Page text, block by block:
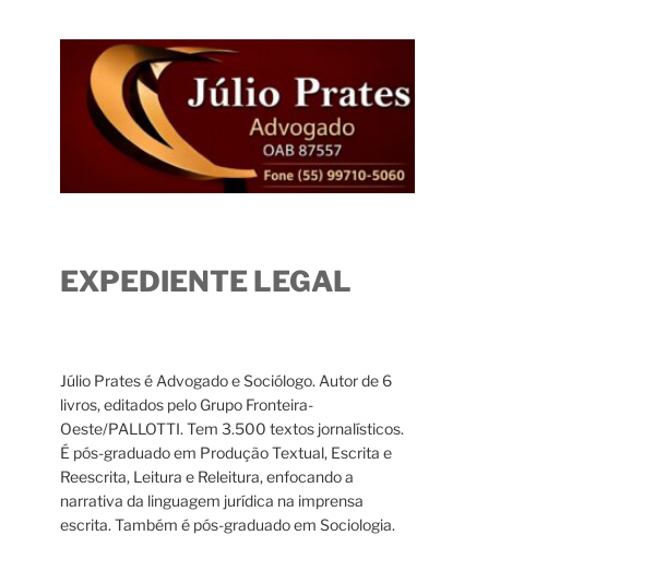
EXPEDIENTE LEGAL
Júlio Prates é Advogado e Sociólogo. Autor de 6
livros, editados pelo Grupo Fronteira-
Oeste/PALLOTTI. Tem 3.500 textos jornalísticos.
É pós-graduado em Produção Textual, Escrita e
Reescrita, Leitura e Releitura, enfocando a
narrativa da linguagem jurídica na imprensa
escrita. Também é pós-graduado em Sociologia.